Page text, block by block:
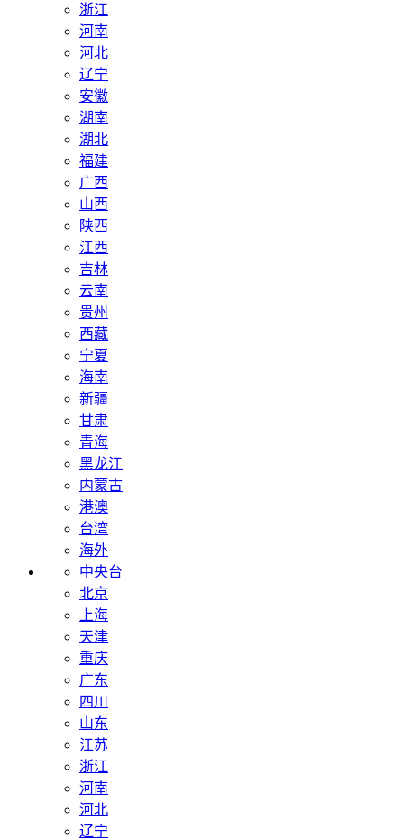
浙江
河南
河北
辽宁
安徽
湖南
湖北
福建
广西
山西
陕西
江西
吉林
云南
贵州
西藏
宁夏
海南
新疆
甘肃
青海
黑龙江
内蒙古
港澳
台湾
海外
中央台
北京
上海
天津
重庆
广东
四川
山东
江苏
浙江
河南
河北
辽宁